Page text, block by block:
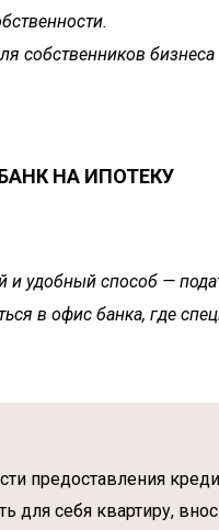
собственников
НА ИПОТЕКУ
и удобный способ —
в офис банка, где
предоставления
для себя квартиру,